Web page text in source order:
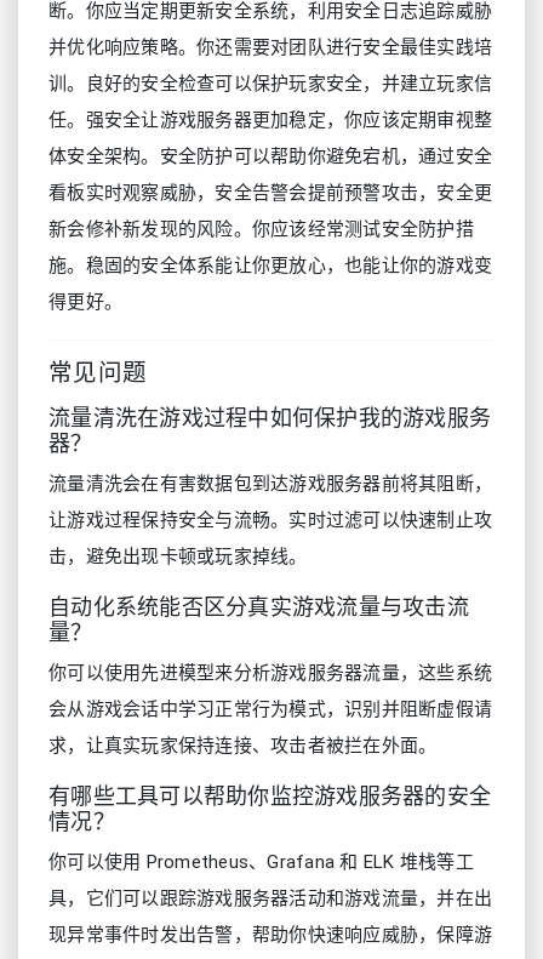
断。你应当定期更新安全系统，利用安全日志追踪威胁
并优化响应策略。你还需要对团队进行安全最佳实践培
训。良好的安全检查可以保护玩家安全，并建立玩家信
任。强安全让游戏服务器更加稳定，你应该定期审视整
体安全架构。安全防护可以帮助你避免宕机，通过安全
看板实时观察威胁，安全告警会提前预警攻击，安全更
新会修补新发现的风险。你应该经常测试安全防护措
施。稳固的安全体系能让你更放心，也能让你的游戏变
得更好。
常见问题
流量清洗在游戏过程中如何保护我的游戏服务
器？
流量清洗会在有害数据包到达游戏服务器前将其阻断，
让游戏过程保持安全与流畅。实时过滤可以快速制止攻
击，避免出现卡顿或玩家掉线。
自动化系统能否区分真实游戏流量与攻击流
量？
你可以使用先进模型来分析游戏服务器流量，这些系统
会从游戏会话中学习正常行为模式，识别并阻断虚假请
求，让真实玩家保持连接、攻击者被拦在外面。
有哪些工具可以帮助你监控游戏服务器的安全
情况？
你可以使用 Prometheus、Grafana 和 ELK 堆栈等工
具，它们可以跟踪游戏服务器活动和游戏流量，并在出
现异常事件时发出告警，帮助你快速响应威胁，保障游